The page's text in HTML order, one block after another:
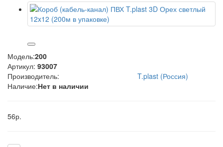
Модель:200
Артикул: 93007
Производитель:
T.plast (Россия)
Наличие:Нет в наличии
56р.